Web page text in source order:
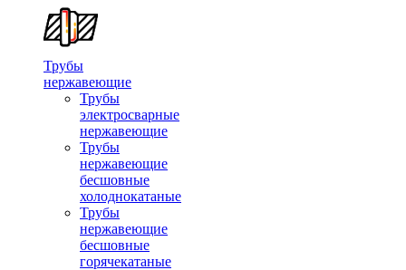
Трубы
нержавеющие
Трубы
электросварные
нержавеющие
Трубы
нержавеющие
бесшовные
холоднокатаные
Трубы
нержавеющие
бесшовные
горячекатаные